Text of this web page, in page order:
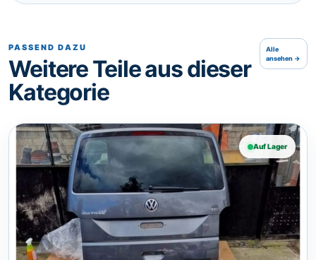
PASSEND DAZU
Weitere Teile aus dieser
Kategorie
Alle
ansehen →
Auf Lager